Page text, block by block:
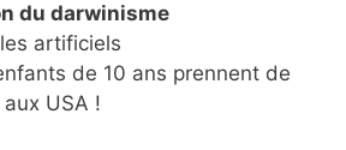
du darwinisme
artificiels
de 10 ans prennent de
USA !